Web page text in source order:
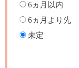
6ヵ月以内
6ヵ月より先
未定